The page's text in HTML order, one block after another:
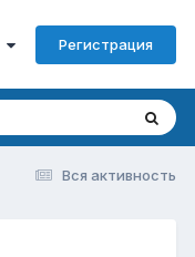
Регистрация
Вся активность